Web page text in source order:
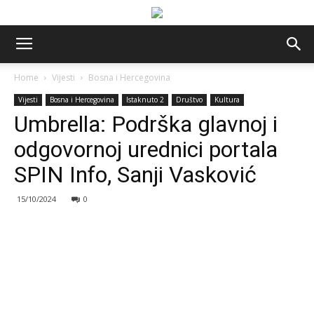
Home Vijesti Bosna i Hercegovina
Vijesti Bosna i Hercegovina Istaknuto 2 Društvo Kultura
Umbrella: Podrška glavnoj i
odgovornoj urednici portala
SPIN Info, Sanji Vasković
15/10/2024 0